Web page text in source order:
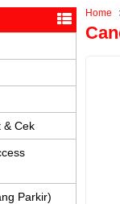
Home
& Cek
Parkir)